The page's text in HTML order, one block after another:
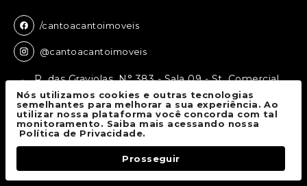
/cantoacantoimoveis
@cantoacantoimoveis
R. das Graviolas, N° 383 - Sala 09 - St. Comercial,
Sinop - MT, 78550-136
Canto a Canto Imóveis© 2026.
Todos os direitos reservados.
Nós utilizamos cookies e outras tecnologias
semelhantes para melhorar a sua experiência. Ao
utilizar nossa plataforma você concorda com tal
monitoramento. Saiba mais acessando nossa
Política de Privacidade.
Prosseguir